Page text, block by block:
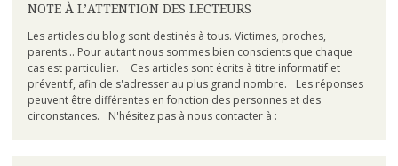
NOTE À L’ATTENTION DES LECTEURS
Les articles du blog sont destinés à tous. Victimes, proches,
parents... Pour autant nous sommes bien conscients que chaque
cas est particulier. Ces articles sont écrits à titre informatif et
préventif, afin de s'adresser au plus grand nombre. Les réponses
peuvent être différentes en fonction des personnes et des
circonstances. N'hésitez pas à nous contacter à :